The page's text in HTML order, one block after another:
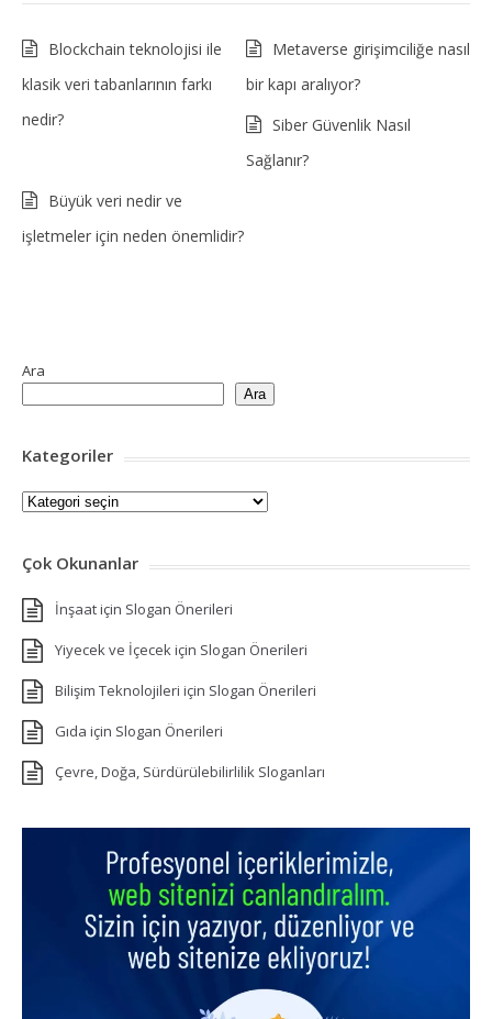
Blockchain teknolojisi ile
klasik veri tabanlarının farkı
nedir?
Metaverse girişimciliğe nasıl
bir kapı aralıyor?
Siber Güvenlik Nasıl
Sağlanır?
Büyük veri nedir ve
işletmeler için neden önemlidir?
Ara
Ara
Kategoriler
Kategoriler
Çok Okunanlar
İnşaat için Slogan Önerileri
Yiyecek ve İçecek için Slogan Önerileri
Bilişim Teknolojileri için Slogan Önerileri
Gıda için Slogan Önerileri
Çevre, Doğa, Sürdürülebilirlilik Sloganları